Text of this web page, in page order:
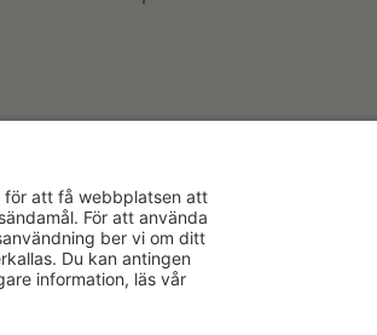
Aktuellt